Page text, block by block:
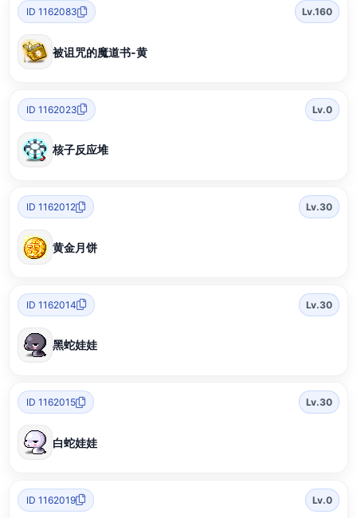
ID 1162083 Lv.160
被诅咒的魔道书-黄
ID 1162023 Lv.0
核子反应堆
ID 1162012 Lv.30
黄金月饼
ID 1162014 Lv.30
黑蛇娃娃
ID 1162015 Lv.30
白蛇娃娃
ID 1162019 Lv.0